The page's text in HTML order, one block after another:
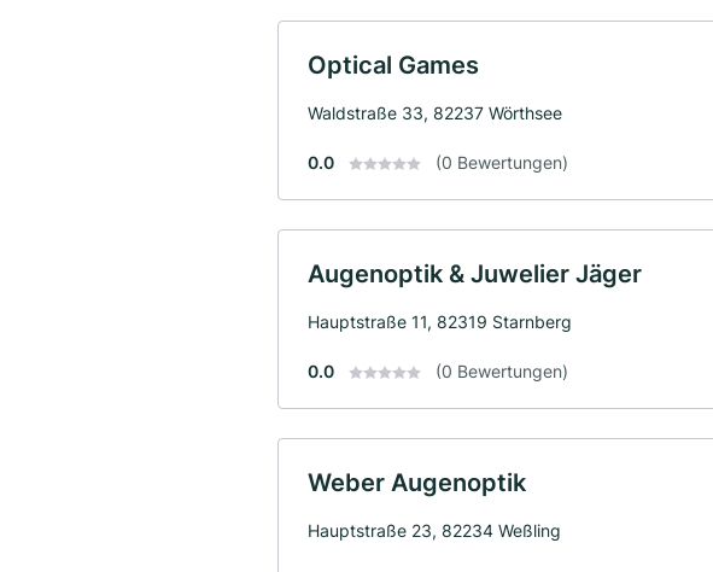
Optical Games
Waldstraße 33, 82237 Wörthsee
0.0 (0 Bewertungen)
Augenoptik & Juwelier Jäger
Hauptstraße 11, 82319 Starnberg
0.0 (0 Bewertungen)
Weber Augenoptik
Hauptstraße 23, 82234 Weßling